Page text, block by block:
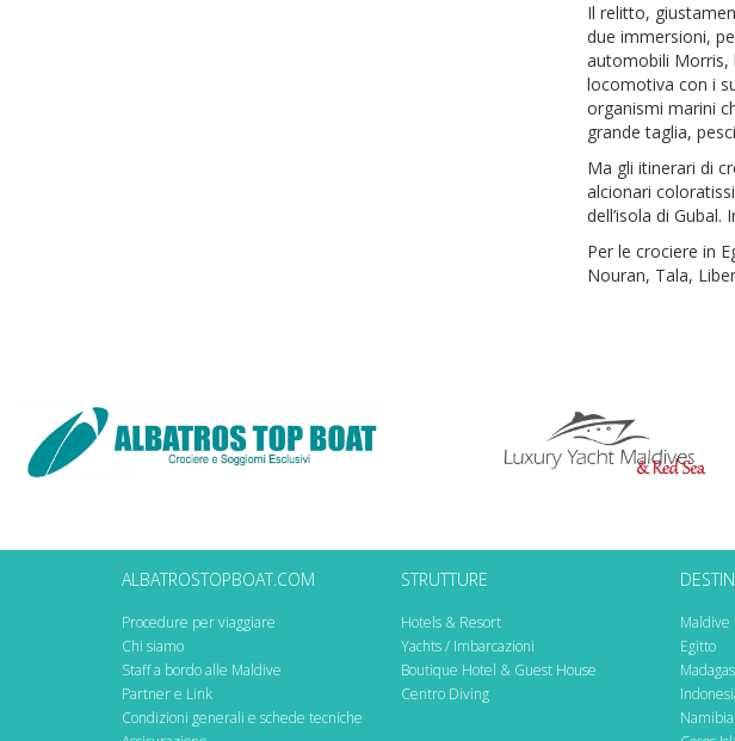
Il relitto,
due immersioni,
automobili Morris,
locomotiva con i
organismi marini
grande taglia,
Ma gli itinerari di
alcionari
dell’isola di
Per le crociere in
Nouran, Tala,
ALBATROSTOPBOAT.COM
Procedure per viaggiare
Chi siamo
Staff a bordo alle Maldive
Partner e Link
Condizioni generali e schede tecniche
STRUTTURE
Hotels & Resort
Yachts / Imbarcazioni
Boutique Hotel & Guest House
Centro Diving
Maldive
Egitto
Namibia